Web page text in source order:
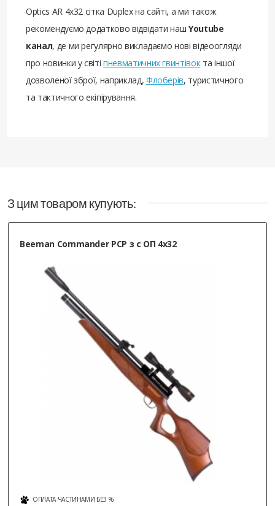
Optics AR 4х32 сітка Duplex на сайті, а ми також
рекомендуємо додатково відвідати нашYoutube
канал, де ми регулярно викладаємо нові відеоогляди
про новинки у світіпневматичних гвинтівокта іншої
дозволеної зброї, наприклад, Флоберів, туристичного
та тактичного екіпірування.
З цим товаром купують:
Beeman Commander PCP з с ОП 4х32
ОПЛАТА ЧАСТИНАМИ БЕЗ %